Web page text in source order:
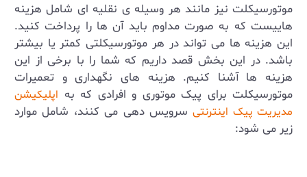
موتورسیکلت نیز مانند هر وسیله ی نقلیه ای شامل هزینه
هاییست که به صورت مداوم باید آن ها را پرداخت کنید.
این هزینه ها می تواند در هر موتورسیکلتی کمتر یا بیشتر
باشد. در این بخش قصد داریم که شما را با برخی از این
هزینه ها آشنا کنیم. هزینه‌ های نگهداری و تعمیرات
موتورسیکلت برای پیک موتوری و افرادی که به اپلیکیشن
مدیریت پیک اینترنتیسرویس دهی می کنند، شامل موارد
زیر می ‌شود: